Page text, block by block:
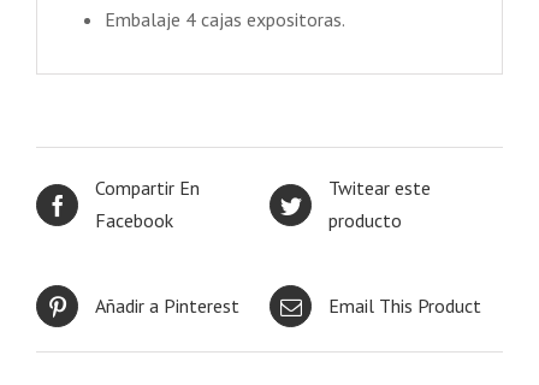
Embalaje 4 cajas expositoras.
Compartir En
Facebook
Twitear este
producto
Añadir a Pinterest Email This Product